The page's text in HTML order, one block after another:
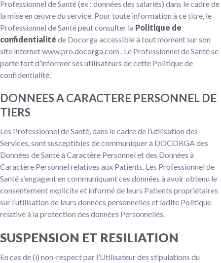
Professionnel de Santé (ex : données des salariés) dans le cadre de
la mise en œuvre du service. Pour toute information à ce titre, le
Professionnel de Santé peut consulter la Politique de
confidentialité de Docorga accessible à tout moment sur son
site internet www.pro.docorga.com . Le Professionnel de Santé se
porte fort d’informer ses utilisateurs de cette Politique de
confidentialité.
DONNEES A CARACTERE PERSONNEL DE
TIERS
Les Professionnel de Santé, dans le cadre de l’utilisation des
Services, sont susceptibles de communiquer à DOCORGA des
Données de Santé à Caractère Personnel et des Données à
Caractère Personnel relatives aux Patients. Les Professionnel de
Santé s’engagent en communiquant ces données à avoir obtenu le
consentement explicite et informé de leurs Patients propriétaires
sur l’utilisation de leurs données personnelles et ladite Politique
relative à la protection des données Personnelles.
SUSPENSION ET RESILIATION
En cas de (i) non-respect par l’Utilisateur des stipulations du